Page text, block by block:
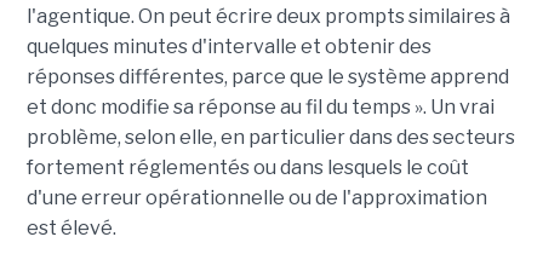
l'agentique. On peut écrire deux prompts similaires à
quelques minutes d'intervalle et obtenir des
réponses différentes, parce que le système apprend
et donc modifie sa réponse au fil du temps ». Un vrai
problème, selon elle, en particulier dans des secteurs
fortement réglementés ou dans lesquels le coût
d'une erreur opérationnelle ou de l'approximation
est élevé.